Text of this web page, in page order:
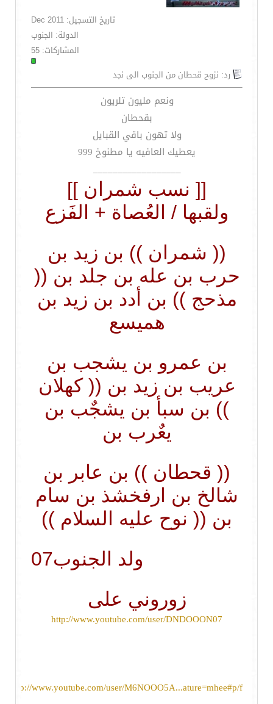
تاريخ التسجيل: Dec 2011
الدولة: الجنوب
المشاركات: 55
رد: نزوح قحطان من الجنوب الى نجد
ونعم مليون تلريون
بقحطان
ولا تهون باقي القبايل
يعطيك العافيه يا مطنوخ 999
__________________
[[ نسب شمران ]]
ولقبها / العُصاة + الفَزع
(( شمران )) بن زيد بن
حرب بن عله بن جلد بن ((
مذحج )) بن أدد بن زيد بن
هميسع
بن عمرو بن يشجب بن
عريب بن زيد بن (( كهلان
)) بن سبأ بن يشجٌب بن
يعٌرب بن
(( قحطان )) بن عابر بن
شالخ بن ارفخشذ بن سام
بن (( نوح عليه السلام ))
ولد الجنوب07
زوروني على
http://www.youtube.com/user/DNDOOON07
http://www.youtube.com/user/M6NOOO5A...ature=mhee#p/f